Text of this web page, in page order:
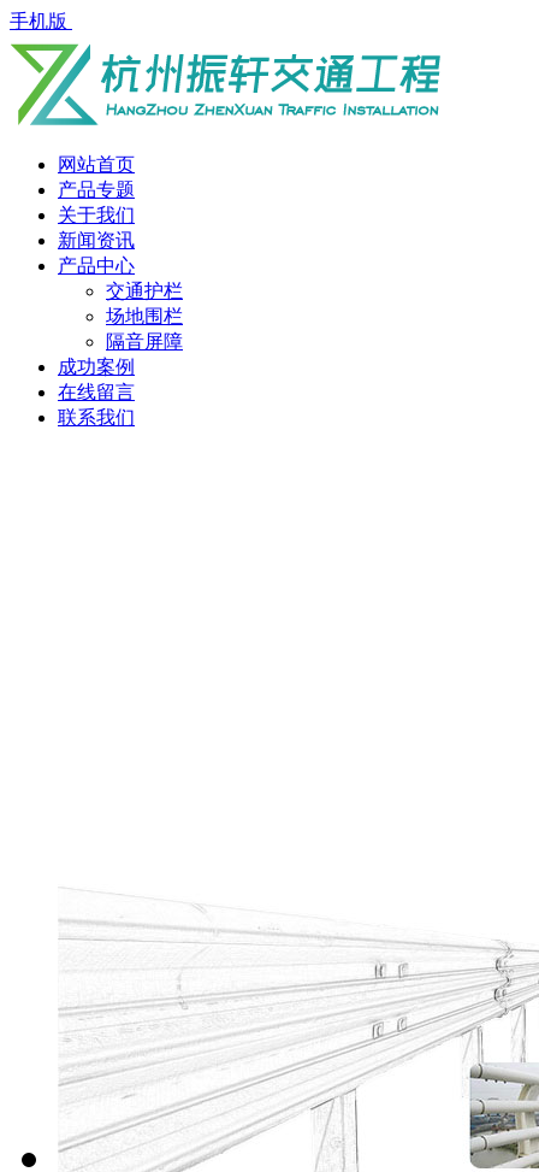
手机版
网站首页
产品专题
关于我们
新闻资讯
产品中心
交通护栏
场地围栏
隔音屏障
成功案例
在线留言
联系我们